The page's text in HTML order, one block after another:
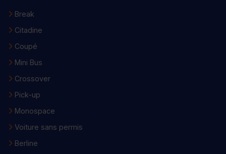
Break
Citadine
Coupé
Mini Bus
Crossover
Pick-up
Monospace
Voiture sans permis
Berline